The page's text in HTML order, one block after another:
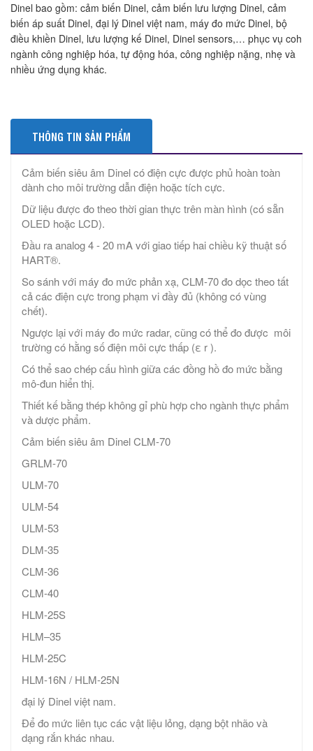
Dinel bao gồm: cảm biến Dinel, cảm biến lưu lượng Dinel, cảm
biến áp suất Dinel, đại lý Dinel việt nam, máy đo mức Dinel, bộ
điều khiền Dinel, lưu lượng kế Dinel, Dinel sensors,… phục vụ coh
ngành công nghiệp hóa, tự động hóa, công nghiệp nặng, nhẹ và
nhiều ứng dụng khác.
THÔNG TIN SẢN PHẨM
Cảm biến siêu âm Dinel có điện cực được phủ hoàn toàn
dành cho môi trường dẫn điện hoặc tích cực.
Dữ liệu được đo theo thời gian thực trên màn hình (có sẵn
OLED hoặc LCD).
Đầu ra analog 4 - 20 mA với giao tiếp hai chiều kỹ thuật số
HART®.
So sánh với máy đo mức phản xạ, CLM-70 đo dọc theo tất
cả các điện cực trong phạm vi đầy đủ (không có vùng
chết).
Ngược lại với máy đo mức radar, cũng có thể đo được môi
trường có hằng số điện môi cực thấp (ε r ).
Có thể sao chép cấu hình giữa các đồng hồ đo mức bằng
mô-đun hiển thị.
Thiết kế bằng thép không gỉ phù hợp cho ngành thực phẩm
và dược phẩm.
Cảm biến siêu âm Dinel CLM-70
GRLM-70
ULM-70
ULM-54
ULM-53
DLM-35
CLM-36
CLM-40
HLM-25S
HLM–35
HLM-25C
HLM-16N / HLM-25N
đại lý Dinel việt nam.
Để đo mức liên tục các vật liệu lỏng, dạng bột nhão và
dạng rắn khác nhau.